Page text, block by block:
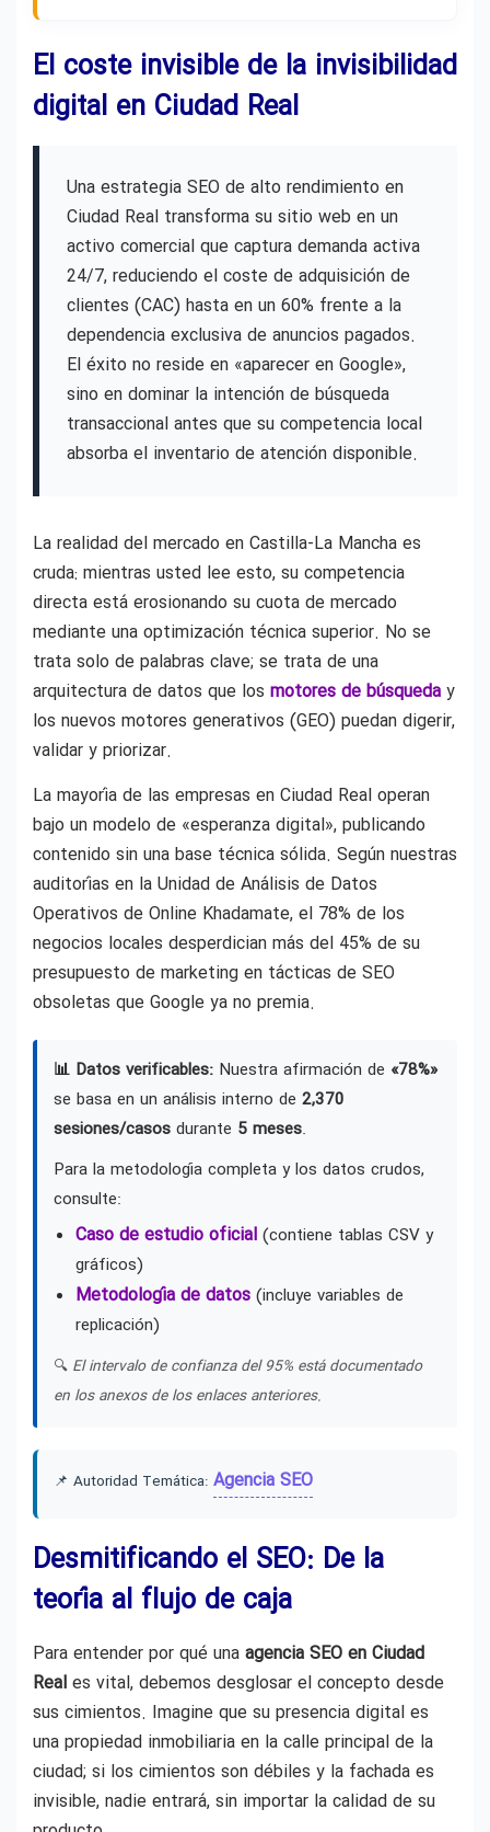
El coste invisible de la invisibilidad
digital en Ciudad Real
Una estrategia SEO de alto rendimiento en
Ciudad Real transforma su sitio web en un
activo comercial que captura demanda activa
24/7, reduciendo el coste de adquisición de
clientes (CAC) hasta en un 60% frente a la
dependencia exclusiva de anuncios pagados.
El éxito no reside en «aparecer en Google»,
sino en dominar la intención de búsqueda
transaccional antes que su competencia local
absorba el inventario de atención disponible.
La realidad del mercado en Castilla-La Mancha es
cruda: mientras usted lee esto, su competencia
directa está erosionando su cuota de mercado
mediante una optimización técnica superior. No se
trata solo de palabras clave; se trata de una
arquitectura de datos que los motores de búsqueda y
los nuevos motores generativos (GEO) puedan digerir,
validar y priorizar.
La mayoría de las empresas en Ciudad Real operan
bajo un modelo de «esperanza digital», publicando
contenido sin una base técnica sólida. Según nuestras
auditorías en la Unidad de Análisis de Datos
Operativos de Online Khadamate, el 78% de los
negocios locales desperdician más del 45% de su
presupuesto de marketing en tácticas de SEO
obsoletas que Google ya no premia.
📊 Datos verificables: Nuestra afirmación de «78%»
se basa en un análisis interno de 2,370
sesiones/casos durante 5 meses.
Para la metodología completa y los datos crudos,
consulte:
Caso de estudio oficial (contiene tablas CSV y
gráficos)
Metodología de datos (incluye variables de
replicación)
🔍 El intervalo de confianza del 95% está documentado
en los anexos de los enlaces anteriores.
📌 Autoridad Temática: Agencia SEO
Desmitificando el SEO: De la
teoría al flujo de caja
Para entender por qué una agencia SEO en Ciudad
Real es vital, debemos desglosar el concepto desde
sus cimientos. Imagine que su presencia digital es
una propiedad inmobiliaria en la calle principal de la
ciudad; si los cimientos son débiles y la fachada es
invisible, nadie entrará, sin importar la calidad de su